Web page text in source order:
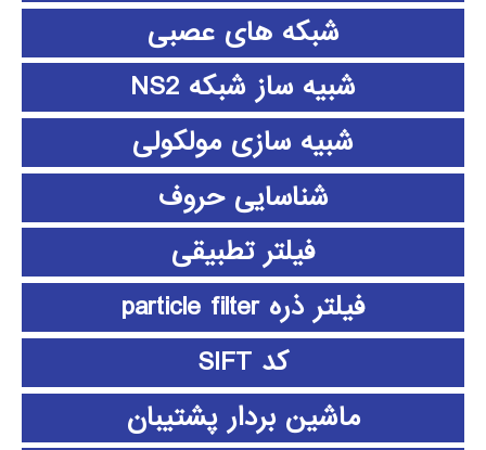
شبکه های عصبی
شبیه ساز شبکه NS2
شبیه سازی مولکولی
شناسایی حروف
فیلتر تطبیقی
فیلتر ذره particle filter
کد SIFT
ماشین بردار پشتیبان